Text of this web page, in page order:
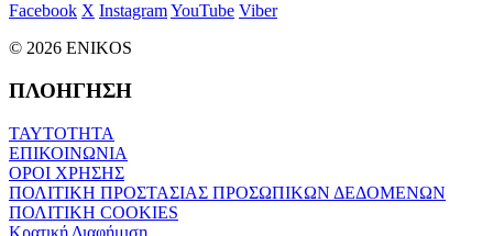
Facebook X InstagramYouTube Viber
© 2026 ENIKOS
ΠΛΟΗΓΗΣΗ
ΤΑΥΤΟΤΗΤΑ
ΕΠΙΚΟΙΝΩΝΙΑ
ΟΡΟΙ ΧΡΗΣΗΣ
ΠΟΛΙΤΙΚΗ ΠΡΟΣΤΑΣΙΑΣ ΠΡΟΣΩΠΙΚΩΝ ΔΕΔΟΜΕΝΩΝ
ΠΟΛΙΤΙΚΗ COOKIES
Κρατική Διαφήμιση